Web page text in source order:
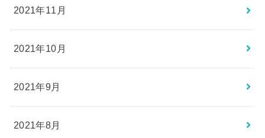
2021年11月
2021年10月
2021年9月
2021年8月